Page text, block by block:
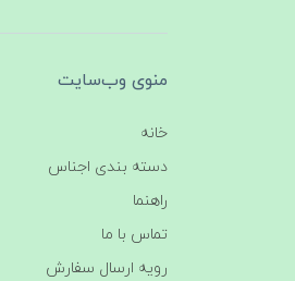
منوی وب‌سایت
خانه
دسته بندی اجناس
راهنما
تماس با ما
رویه ارسال سفارش